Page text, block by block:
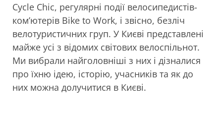
Cycle Chic, регулярні події велосипедистів-
ком’ютерів Bike to Work, і звісно, безліч
велотуристичних груп. У Києві представлені
майже усі з відомих світових велоспільнот.
Ми вибрали найголовніші з них і дізналися
про їхню ідею, історію, учасників та як до
них можна долучитися в Києві.